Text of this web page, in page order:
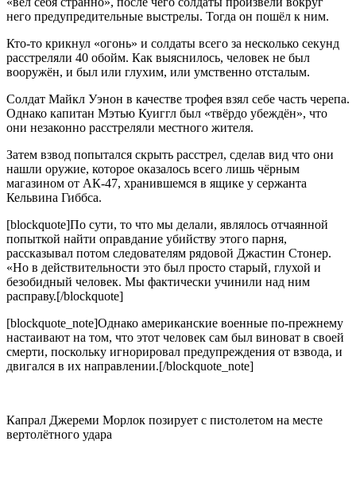
него предупредительные выстрелы. Тогда он пошёл к ним.
Кто-то крикнул «огонь» и солдаты всего за несколько секунд
расстреляли 40 обойм. Как выяснилось, человек не был
вооружён, и был или глухим, или умственно отсталым.
Солдат Майкл Уэнон в качестве трофея взял себе часть черепа.
Однако капитан Мэтью Куиггл был «твёрдо убеждён», что
они незаконно расстреляли местного жителя.
Затем взвод попытался скрыть расстрел, сделав вид что они
нашли оружие, которое оказалось всего лишь чёрным
магазином от АК-47, хранившемся в ящике у сержанта
Кельвина Гиббса.
[blockquote]По сути, то что мы делали, являлось отчаянной
попыткой найти оправдание убийству этого парня,
рассказывал потом следователям рядовой Джастин Стонер.
«Но в действительности это был просто старый, глухой и
безобидный человек. Мы фактически учинили над ним
расправу.[/blockquote]
[blockquote_note]Однако американские военные по-прежнему
настаивают на том, что этот человек сам был виноват в своей
смерти, поскольку игнорировал предупреждения от взвода, и
двигался в их направлении.[/blockquote_note]
Капрал Джереми Морлок позирует с пистолетом на месте
вертолётного удара